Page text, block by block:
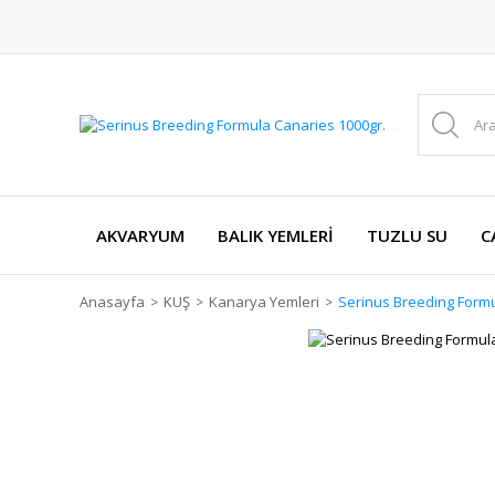
AKVARYUM BALIK YEMLERİ TUZLU SU
Anasayfa KUŞ Kanarya Yemleri Serinus Breeding